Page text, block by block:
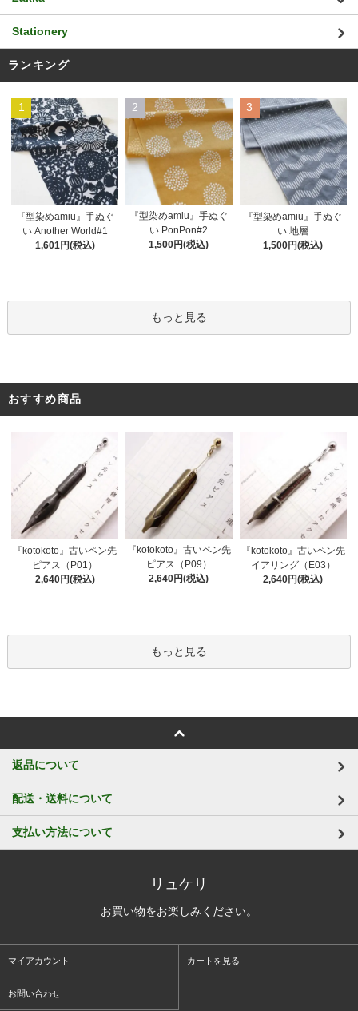
Stationery
ランキング
1
『型染めamiu』手ぬぐ
い Another World#1
1,601円(税込)
2
『型染めamiu』手ぬぐ
い PonPon#2
1,500円(税込)
3
『型染めamiu』手ぬぐ
い 地層
1,500円(税込)
もっと見る
おすすめ商品
『kotokoto』古いペン先
ピアス（P01）
2,640円(税込)
『kotokoto』古いペン先
ピアス（P09）
2,640円(税込)
『kotokoto』古いペン先
イアリング（E03）
2,640円(税込)
もっと見る
返品について
配送・送料について
支払い方法について
リュケリ
お買い物をお楽しみください。
マイアカウント カートを見る
お問い合わせ